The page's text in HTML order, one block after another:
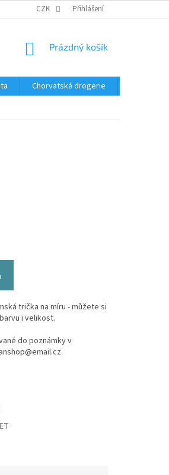
VELKOOBCHOD
CZK Přihlášení
NÁKUPNÍ
Prázdný košík
Chorvatská drogerie
trička na míru - můžete si
i velikost.
do poznámky v